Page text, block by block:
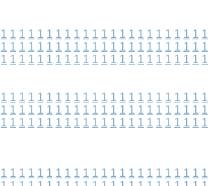
1 1 1 1 1 1 1 1 1 1 1 1 1 1 1 1 1 1 1 1 1 1 1
1 1 1 1 1 1 1 1 1 1 1 1 1 1 1 1 1 1 1 1 1 1 1
1 1 1 1 1 1 1 1 1 1 1 1 1 1 1 1 1 1 1 1 1 1 1
1 1 1 1 1 1 1 1 1 1 1 1 1 1 1 1 1 1 1 1 1 1 1
1 1 1 1 1 1 1 1 1 1 1 1 1 1 1 1 1 1 1 1 1 1 1
1 1 1 1 1 1 1 1 1 1 1 1 1 1 1 1 1 1 1 1 1 1 1
1 1 1 1 1 1 1 1 1 1 1 1 1 1 1 1 1 1 1 1 1 1 1